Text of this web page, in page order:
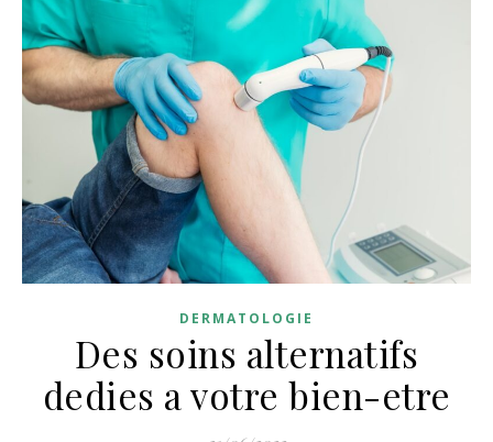
DERMATOLOGIE
Des soins alternatifs
dedies a votre bien-etre